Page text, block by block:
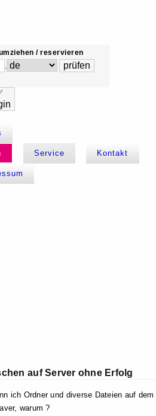
/ reservieren
.
Service Kontakt
auf Server ohne Erfolg
ich Ordner und diverse Dateien auf
warum ?